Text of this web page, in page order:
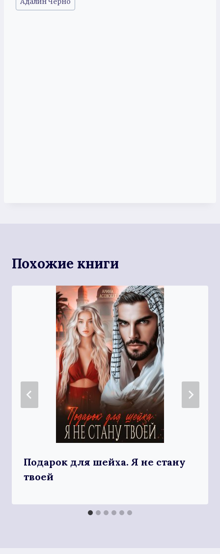
записи:
Адалин Черно
Похожие книги
Подарок для шейха. Я не стану
твоей